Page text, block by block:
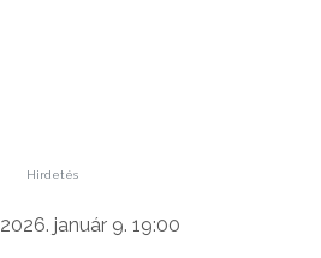
Hirdetés
2026. január 9. 19:00